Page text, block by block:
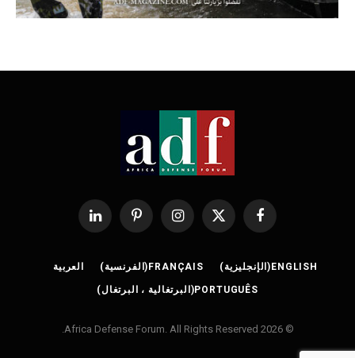
فيسبوك
X
الانستغرامبينتيريستلينكدإن
ENGLISH
(الإنجليزية)
FRANÇAIS
(الفرنسية) العربية
PORTUGUÊS
(البرتغالية ، البرتغال)
© 2026 Africa Defense Forum. All Rights Reserved.